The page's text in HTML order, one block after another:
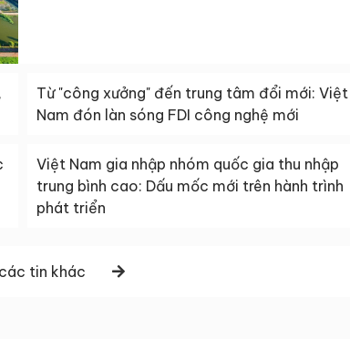
Từ "công xưởng" đến trung tâm đổi mới: Việt
Nam đón làn sóng FDI công nghệ mới
Việt Nam gia nhập nhóm quốc gia thu nhập
trung bình cao: Dấu mốc mới trên hành trình
phát triển
tin khác